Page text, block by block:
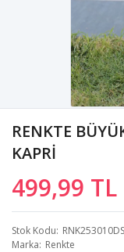
RENKTE
KAPRİ
499,99 TL
Stok Kodu
Marka Renkte